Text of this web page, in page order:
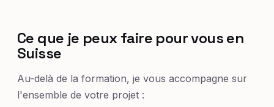
Ce que je peux faire pour vous en
Suisse
Au-delà de la formation, je vous accompagne sur
l'ensemble de votre projet :